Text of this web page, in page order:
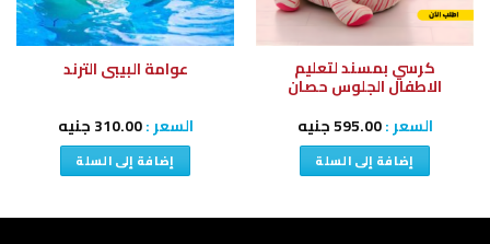
كرسي بمسند لتعليم
الاطفال الجلوس حصان
السعر :595.00جنيه
إضافة إلى السلة
عوامة البيبى الترند
السعر :310.00جنيه
إضافة إلى السلة